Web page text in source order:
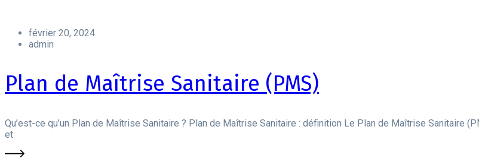
février 20, 2024
admin
Plan de Maîtrise Sanitaire (PMS)
Qu’est-ce qu’un Plan de Maîtrise Sanitaire ? Plan de Maîtrise Sanitaire : définition Le Plan de Maîtrise Sanitaire
et